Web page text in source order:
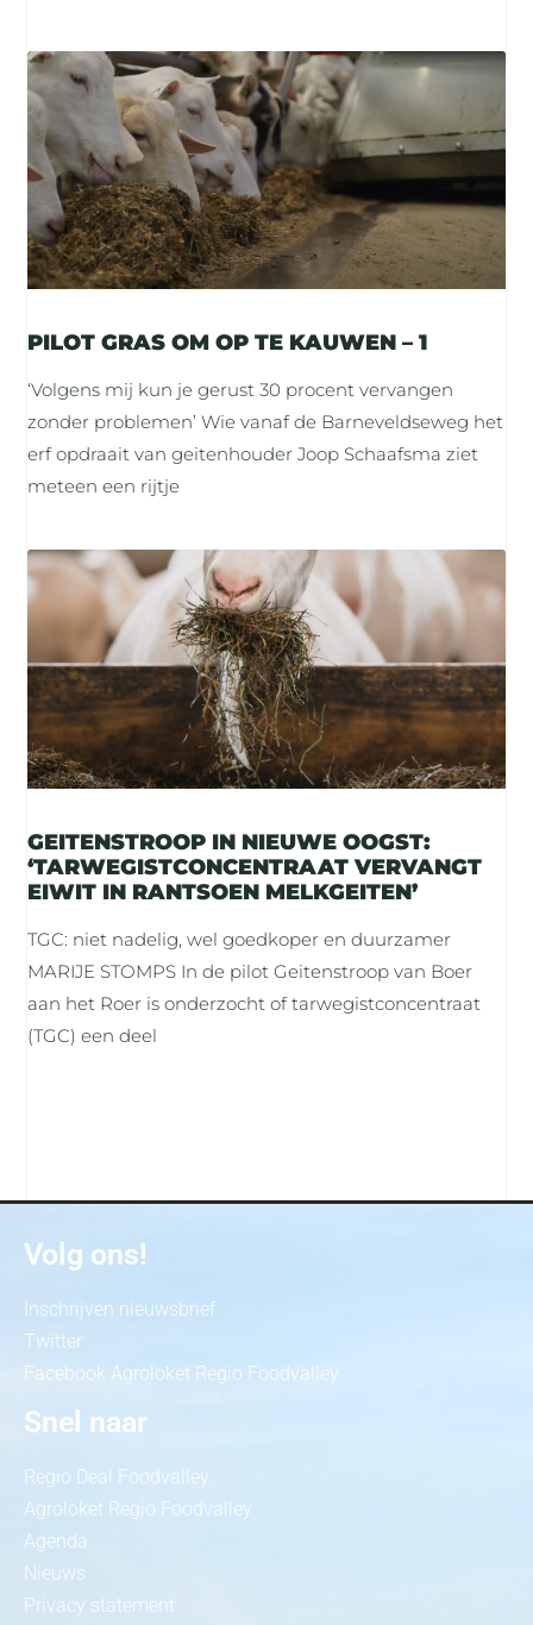
PILOT GRAS OM OP TE KAUWEN – 1
‘Volgens mij kun je gerust 30 procent vervangen
zonder problemen’ Wie vanaf de Barneveldseweg het
erf opdraait van geitenhouder Joop Schaafsma ziet
meteen een rijtje
GEITENSTROOP IN NIEUWE OOGST:
‘TARWEGISTCONCENTRAAT VERVANGT
EIWIT IN RANTSOEN MELKGEITEN’
TGC: niet nadelig, wel goedkoper en duurzamer
MARIJE STOMPS In de pilot Geitenstroop van Boer
aan het Roer is onderzocht of tarwegistconcentraat
(TGC) een deel
Volg ons!
Inschrijven nieuwsbrief
Twitter
Facebook Agroloket Regio Foodvalley
Snel naar
Regio Deal Foodvalley
Agroloket Regio Foodvalley
Agenda
Nieuws
Privacy statement